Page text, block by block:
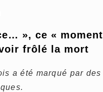
», ce « moment
frôlé la mort
a été marqué par des